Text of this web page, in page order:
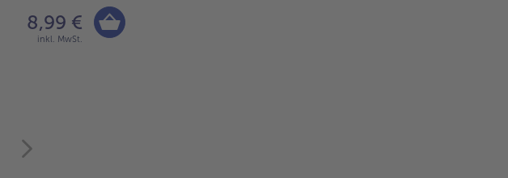
8,99 €
inkl. MwSt.